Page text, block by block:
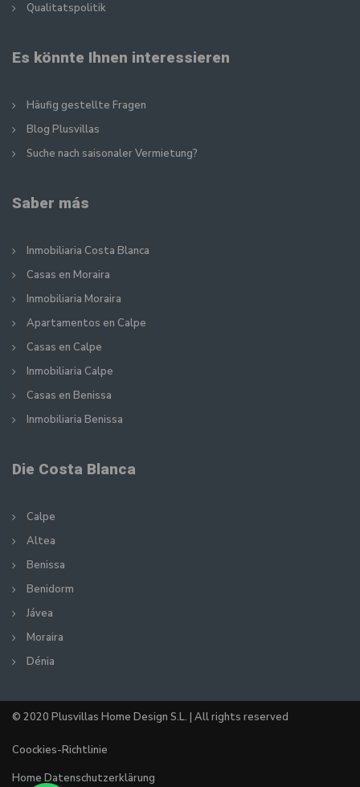
Qualitatspolitik
Es könnte Ihnen interessieren
Häufig gestellte Fragen
Blog Plusvillas
Suche nach saisonaler Vermietung?
Saber más
Inmobiliaria Costa Blanca
Casas en Moraira
Inmobiliaria Moraira
Apartamentos en Calpe
Casas en Calpe
Inmobiliaria Calpe
Casas en Benissa
Inmobiliaria Benissa
Die Costa Blanca
Calpe
Altea
Benissa
Benidorm
Jávea
Moraira
Dénia
© 2020 Plusvillas Home Design S.L. | All rights reserved
Coockies-Richtlinie
Home Datenschutzerklärung